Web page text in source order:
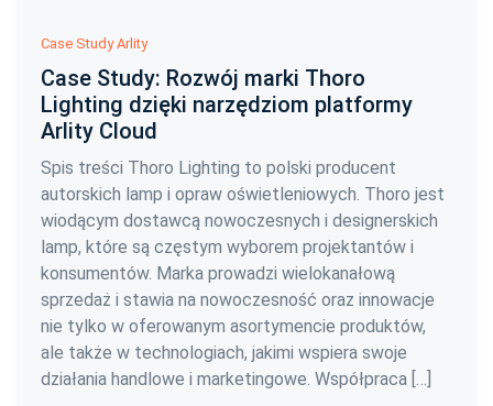
Case Study Arlity
Case Study: Rozwój marki Thoro
Lighting dzięki narzędziom platformy
Arlity Cloud
Spis treści Thoro Lighting to polski producent
autorskich lamp i opraw oświetleniowych. Thoro jest
wiodącym dostawcą nowoczesnych i designerskich
lamp, które są częstym wyborem projektantów i
konsumentów. Marka prowadzi wielokanałową
sprzedaż i stawia na nowoczesność oraz innowacje
nie tylko w oferowanym asortymencie produktów,
ale także w technologiach, jakimi wspiera swoje
działania handlowe i marketingowe. Współpraca […]